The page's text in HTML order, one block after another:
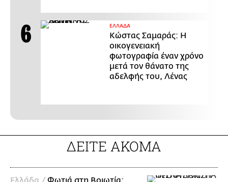
ΕΛΛΑΔΑ
Κώστας Σαμαράς: Η
οικογενειακή
φωτογραφία έναν χρόνο
μετά τον θάνατο της
αδελφής του, Λένας
ΔΕΙΤΕ ΑΚΟΜΑ